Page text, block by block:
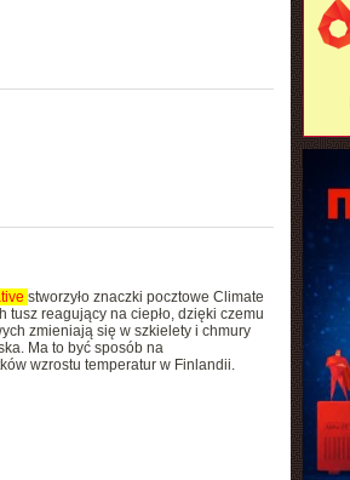
stworzyło znaczki pocztowe Climate
tusz reagujący na ciepło, dzięki czemu
zmieniają się w szkielety i chmury
Ma to być sposób na
wzrostu temperatur w Finlandii.